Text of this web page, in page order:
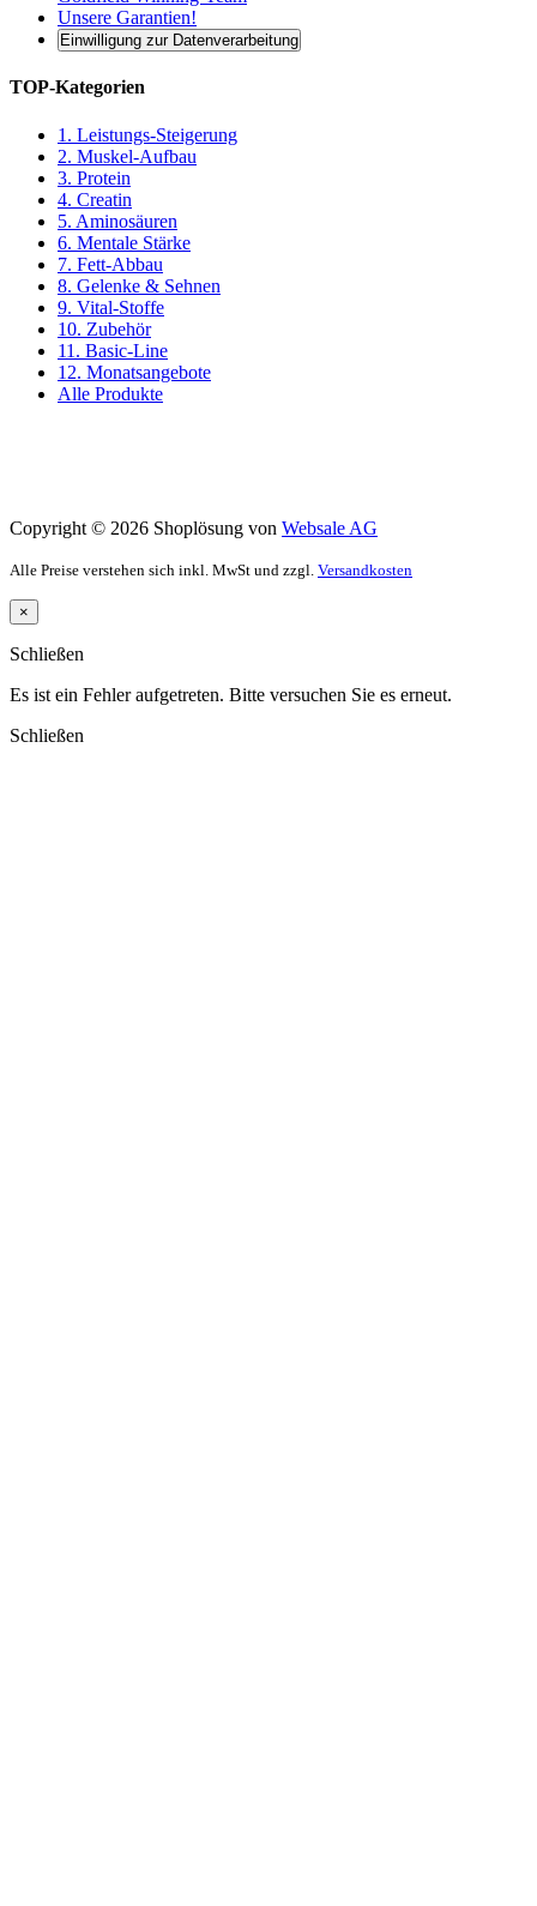
Unsere Garantien!
Einwilligung zur Datenverarbeitung
TOP-Kategorien
1. Leistungs-Steigerung
2. Muskel-Aufbau
3. Protein
4. Creatin
5. Aminosäuren
6. Mentale Stärke
7. Fett-Abbau
8. Gelenke & Sehnen
9. Vital-Stoffe
10. Zubehör
11. Basic-Line
12. Monatsangebote
Alle Produkte
Copyright © 2026 Shoplösung von Websale AG
Alle Preise verstehen sich inkl. MwSt und zzgl. Versandkosten
×
Schließen
Es ist ein Fehler aufgetreten. Bitte versuchen Sie es erneut.
Schließen